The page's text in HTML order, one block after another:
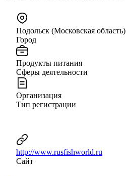
Подольск (Московская область)
Город
Продукты питания
Сферы деятельности
Организация
Тип регистрации
http://www.rusfishworld.ru
Сайт